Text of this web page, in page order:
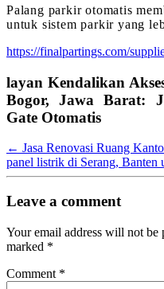
Palang parkir otomatis
untuk sistem parkir yang
https://finalpartings.com/
layan Kendalikan
Bogor, Jawa Barat:
Gate Otomatis
← Jasa Renovasi Ruang
panel listrik di Serang, Banten
Leave a comment
Your email address will not be
marked *
Comment *